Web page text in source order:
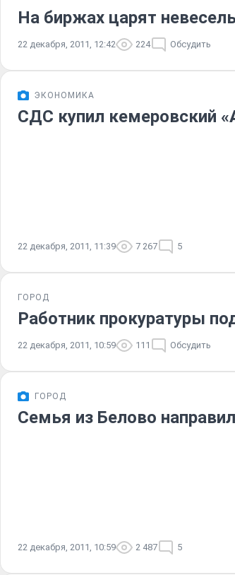
На биржах царят
22 декабря, 2011, 12:42 224 Обсудить
ЭКОНОМИКА
СДС купил кемеровский
22 декабря, 2011, 11:39 7 267 5
ГОРОД
Работник прокуратуры
22 декабря, 2011, 10:59 111 Обсудить
ГОРОД
Семья из Белово
22 декабря, 2011, 10:59 2 487 5